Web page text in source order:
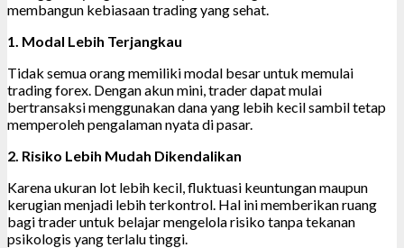
membangun kebiasaan trading yang sehat.
1. Modal Lebih Terjangkau
Tidak semua orang memiliki modal besar untuk memulai
trading forex. Dengan akun mini, trader dapat mulai
bertransaksi menggunakan dana yang lebih kecil sambil tetap
memperoleh pengalaman nyata di pasar.
2. Risiko Lebih Mudah Dikendalikan
Karena ukuran lot lebih kecil, fluktuasi keuntungan maupun
kerugian menjadi lebih terkontrol. Hal ini memberikan ruang
bagi trader untuk belajar mengelola risiko tanpa tekanan
psikologis yang terlalu tinggi.